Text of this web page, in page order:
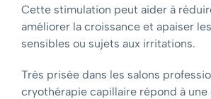
Cette stimulation peut aider à
améliorer la croissance et apaiser
sensibles ou sujets aux irritations.
Très prisée dans les salons
cryothérapie capillaire répond à une